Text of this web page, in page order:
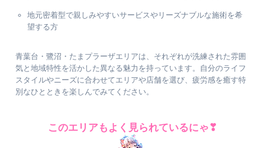
地元密着型で親しみやすいサービスやリーズナブルな施術を希
望する方
青葉台・鷺沼・たまプラーザエリアは、それぞれが洗練された雰囲
気と地域特性を活かした異なる魅力を持っています。自分のライフ
スタイルやニーズに合わせてエリアや店舗を選び、疲労感を癒す特
別なひとときを楽しんでみてください。
このエリアもよく見られているにゃ❣